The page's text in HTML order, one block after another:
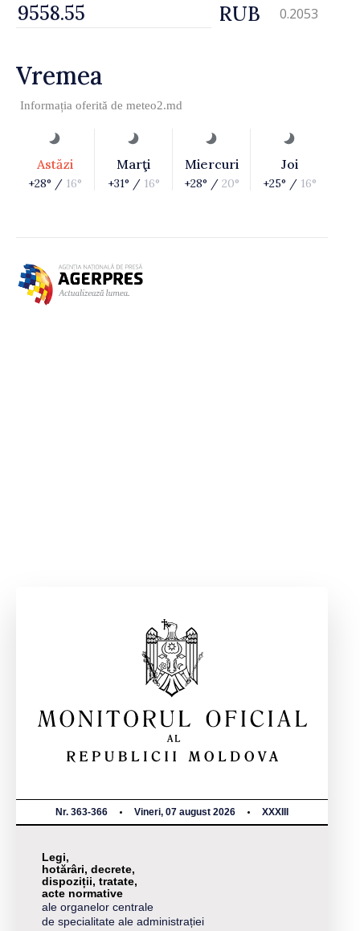
RUB 0.2053
Vremea
Informația oferită de meteo2.md
Astăzi
+28° / 16°
Marţi
+31° / 16°
Miercuri
+28° / 20°
Joi
+25° / 16°
Nr. 363-366 Vineri, 07 august 2026 XXXIII
Legi,
hotărâri, decrete,
dispoziții, tratate,
acte normative
ale organelor centrale
de specialitate ale administrației